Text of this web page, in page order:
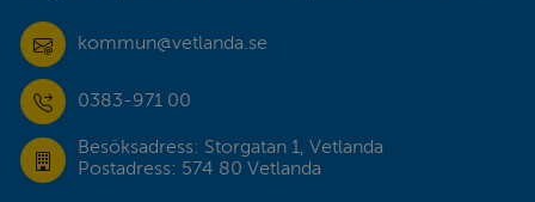
kommun@vetlanda.se
0383-971 00
Besöksadress: Storgatan 1, Vetlanda
Postadress: 574 80 Vetlanda